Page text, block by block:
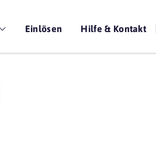
Einlösen Hilfe & Kontakt